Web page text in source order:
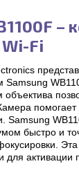
Fi
объектива
Samsung
быстро и
для активации